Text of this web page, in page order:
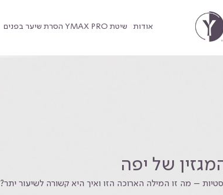
אודות שיטת YMAX PRO הסרת שיער בפנים
של יפה
– מה זו המילה הארוכה הזו ואיך היא קשורה לשיעור יתר?